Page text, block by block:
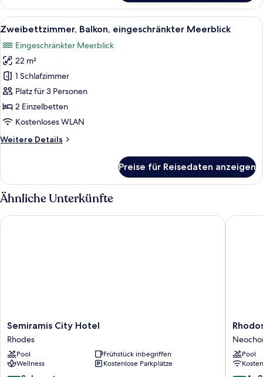
Balkon,
Meerblick
Alle
Fotos
für
Zweibettzimmer,
Balkon,
eingeschränkter
Meerblick
anzeigen
Ein Hotelzimmer mit Bett,
6
Zweibettzimmer, Balkon, eingeschränkter Meerblick
Eingeschränkter Meerblick
22 m²
1 Schlafzimmer
Platz für 3 Personen
2 Einzelbetten
Kostenloses WLAN
Weitere Details
Weitere
Balkon,
eingeschränkter
Meerblick
Preise für Reisedaten anzeigen
Ähnliche Unterkünfte
Semiramis
City
Hotel
Rhodes
Semiramis City Hotel
Rhodes
Pool
Frühstück inbegriffen
Wellness
Kostenlose Parkplätze
Semiramis City Hotel
Rhodos
Horizon
City-
Adults
only
Pool
Rhodos